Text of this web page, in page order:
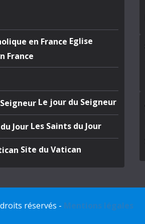
Eglise
France
Le jour du Seigneur
Les Saints du Jour
Site du Vatican
réservés - Mentions légales